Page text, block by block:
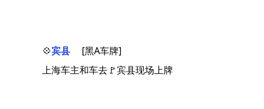
💠宾县
[黑A车牌]
上海车主和车去🚩宾县现场上牌